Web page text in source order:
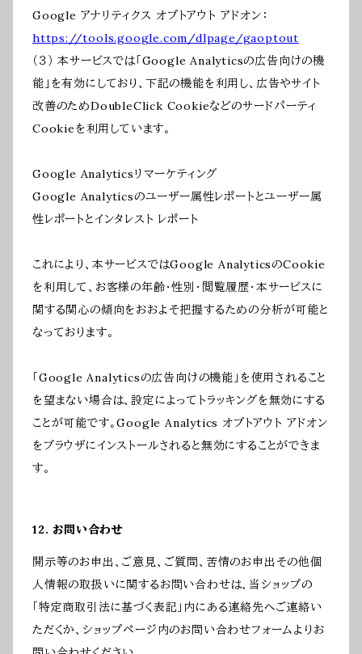
Google アナリティクス オプトアウト アドオン：
https://tools.google.com/dlpage/gaoptout
（３） 本サービスでは「Google Analyticsの広告向けの機
能」を有効にしており、下記の機能を利用し、広告やサイト
改善のためDoubleClick Cookieなどのサードパーティ
Cookieを利用しています。
Google Analyticsリマーケティング
Google Analyticsのユーザー属性レポートとユーザー属
性レポートとインタレスト レポート
これにより、本サービスではGoogle AnalyticsのCookie
を利用して、お客様の年齢・性別・閲覧履歴・本サービスに
関する関心の傾向をおおよそ把握するための分析が可能と
なっております。
「Google Analyticsの広告向けの機能」を使用されること
を望まない場合は、設定によってトラッキングを無効にする
ことが可能です。Google Analytics オプトアウト アドオン
をブラウザにインストールされると無効にすることができま
す。
12. お問い合わせ
開示等のお申出、ご意見、ご質問、苦情のお申出その他個
人情報の取扱いに関するお問い合わせは、当ショップの
「特定商取引法に基づく表記」内にある連絡先へご連絡い
ただくか、ショップページ内のお問い合わせフォームよりお